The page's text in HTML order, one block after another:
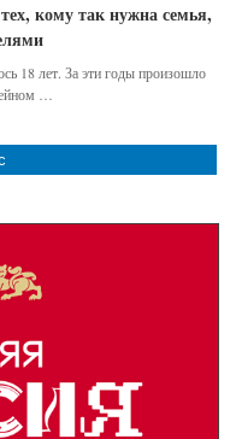
кому так нужна семья,
18 лет. За эти годы произошло
…